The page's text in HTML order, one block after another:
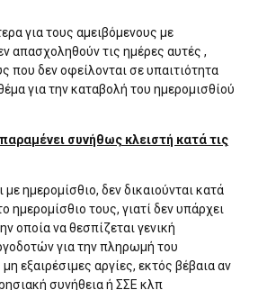
για τους αμειβόμενους με
απασχοληθούν τις ημέρες αυτές ,
που δεν οφείλονται σε υπαιτιότητα
για την καταβολή του ημερομισθίού
παραμένει συνήθως κλειστή κατά τις
με ημερομίσθιο, δεν δικαιούνται κατά
ημερομίσθιο τους, γιατί δεν υπάρχει
οποία να θεσπίζεται γενική
για την πληρωμή του
εξαιρέσιμες αργίες, εκτός βέβαια αν
συνήθεια ή ΣΣΕ κλπ